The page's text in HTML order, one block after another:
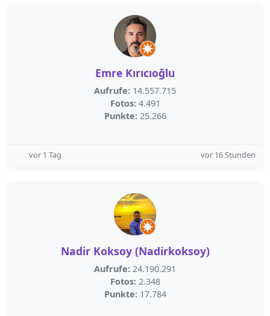
Emre Kırıcıoğlu
Aufrufe: 14.557.715
Fotos: 4.491
Punkte: 25.266
vor 1 Tag vor 16 Stunden
Nadir Koksoy (Nadirkoksoy)
Aufrufe: 24.190.291
Fotos: 2.348
Punkte: 17.784